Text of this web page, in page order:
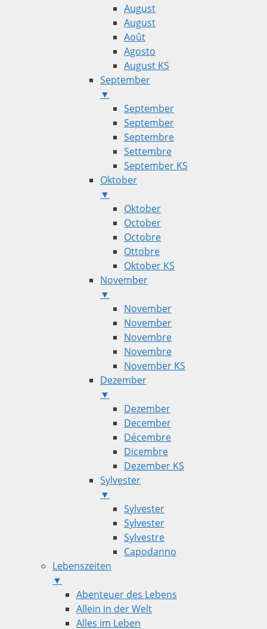
August
August
Août
Agosto
August KS
September
▼
September
September
Septembre
Settembre
September KS
Oktober
▼
Oktober
October
Octobre
Ottobre
Oktober KS
November
▼
November
November
Novembre
Novembre
November KS
Dezember
▼
Dezember
December
Décembre
Dicembre
Dezember KS
Sylvester
▼
Sylvester
Sylvester
Sylvestre
Capodanno
Lebenszeiten
▼
Abenteuer des Lebens
Allein in der Welt
Alles im Leben